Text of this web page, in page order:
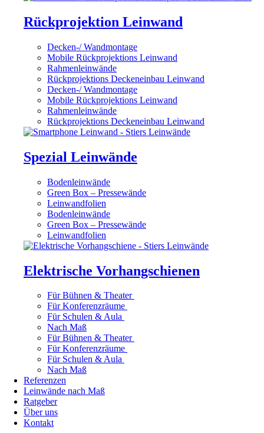
Rückprojektion Leinwand
Decken-/ Wandmontage
Mobile Rückprojektions Leinwand
Rahmenleinwände
Rückprojektions Deckeneinbau Leinwand
Decken-/ Wandmontage
Mobile Rückprojektions Leinwand
Rahmenleinwände
Rückprojektions Deckeneinbau Leinwand
Spezial Leinwände
Bodenleinwände
Green Box – Pressewände
Leinwandfolien
Bodenleinwände
Green Box – Pressewände
Leinwandfolien
Elektrische Vorhangschienen
Für Bühnen & Theater
Für Konferenzräume
Für Schulen & Aula
Nach Maß
Für Bühnen & Theater
Für Konferenzräume
Für Schulen & Aula
Nach Maß
Referenzen
Leinwände nach Maß
Ratgeber
Über uns
Kontakt